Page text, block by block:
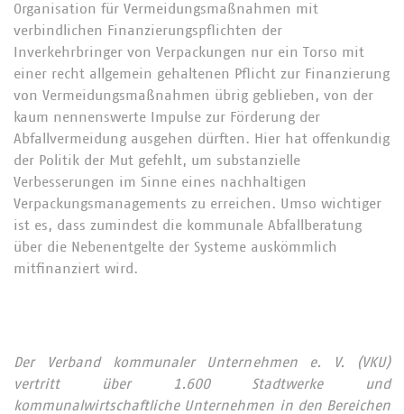
Organisation für Vermeidungsmaßnahmen mit
verbindlichen Finanzierungspflichten der
Inverkehrbringer von Verpackungen nur ein Torso mit
einer recht allgemein gehaltenen Pflicht zur Finanzierung
von Vermeidungsmaßnahmen übrig geblieben, von der
kaum nennenswerte Impulse zur Förderung der
Abfallvermeidung ausgehen dürften. Hier hat offenkundig
der Politik der Mut gefehlt, um substanzielle
Verbesserungen im Sinne eines nachhaltigen
Verpackungsmanagements zu erreichen. Umso wichtiger
ist es, dass zumindest die kommunale Abfallberatung
über die Nebenentgelte der Systeme auskömmlich
mitfinanziert wird.
Der Verband kommunaler Unternehmen e. V. (VKU)
vertritt über 1.600 Stadtwerke und
kommunalwirtschaftliche Unternehmen in den Bereichen